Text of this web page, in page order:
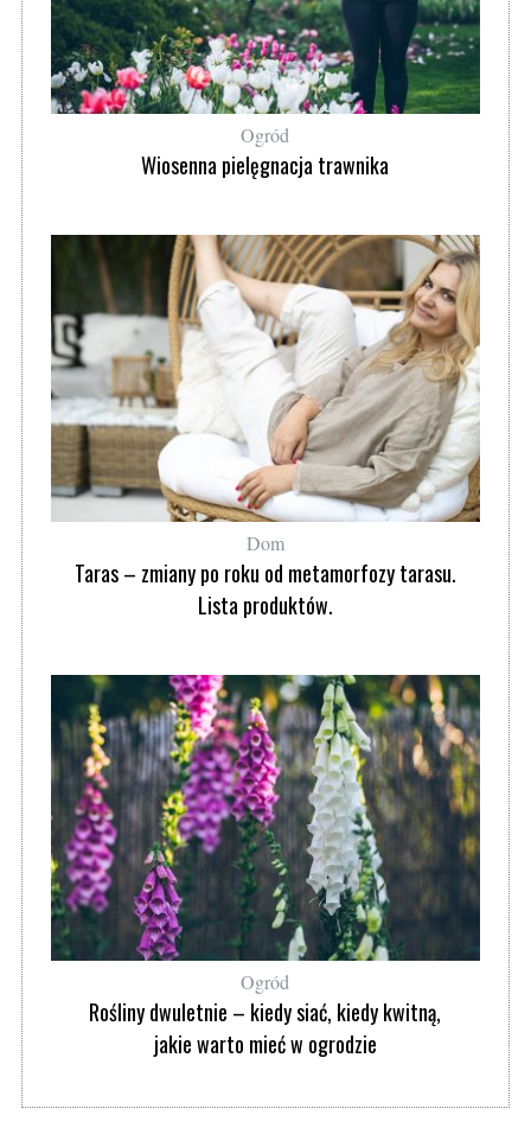
Ogród
Wiosenna pielęgnacja trawnika
Dom
Taras – zmiany po roku od metamorfozy tarasu.
Lista produktów.
Ogród
Rośliny dwuletnie – kiedy siać, kiedy kwitną,
jakie warto mieć w ogrodzie